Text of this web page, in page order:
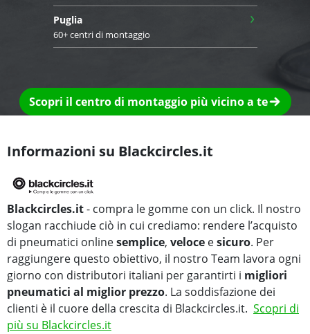
Puglia
60+ centri di montaggio
›
Scopri il centro di montaggio più vicino a te
Informazioni su Blackcircles.it
Blackcircles.it- compra le gomme con un click. Il nostro
slogan racchiude ciò in cui crediamo: rendere l’acquisto
di pneumatici onlinesemplice, veloce esicuro. Per
raggiungere questo obiettivo, il nostro Team lavora ogni
giorno con distributori italiani per garantirti i migliori
pneumatici al miglior prezzo. La soddisfazione dei
clienti è il cuore della crescita di Blackcircles.it. Scopri di
più su Blackcircles.it